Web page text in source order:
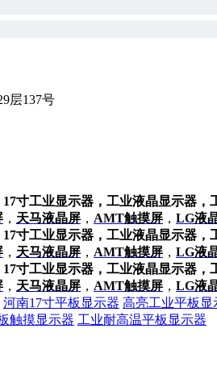
层137号
17寸工业显示器，工业液晶显示器，
， 天马液晶屏 ， AMT触摸屏 ， LG液
17寸工业显示器，工业液晶显示器，
， 天马液晶屏 ， AMT触摸屏 ， LG液
17寸工业显示器，工业液晶显示器，
， 天马液晶屏 ， AMT触摸屏 ， LG液
河南17寸平板显示器 高亮工业平板显
触摸显示器 工业耐高温平板显示器